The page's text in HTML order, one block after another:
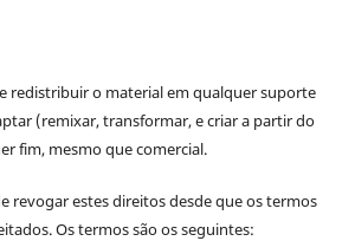
redistribuir o material em qualquer suporte
(remixar, transformar, e criar a partir do
fim, mesmo que comercial.
revogar estes direitos desde que os termos
Os termos são os seguintes: